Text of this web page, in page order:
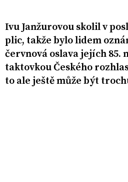
Ivu Janžurovou skolil v
plic, takže bylo lidem
červnová oslava jejích 85.
taktovkou Českého
to ale ještě může být